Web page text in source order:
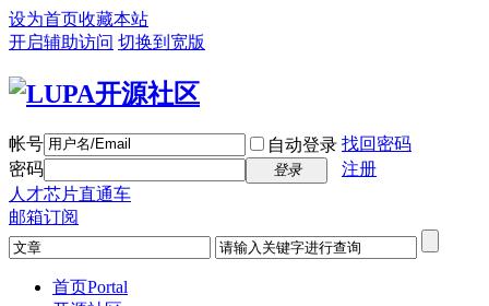
设为首页收藏本站
开启辅助访问 切换到宽版
帐号 自动登录 找回密码
密码
登录
注册
人才芯片直通车
邮箱订阅
首页Portal